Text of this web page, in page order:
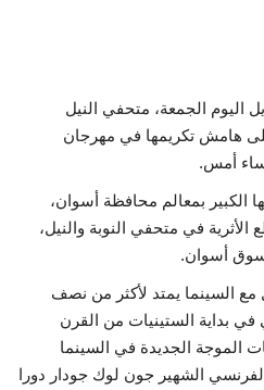
اليوم الجمعة، متحفي النيل
هامش تكريمها في مهرجان
أمس.
الكبير بمعالم محافظة أسوان،
في متحفي النوبة والنيل،
سوق أسوان.
السينما يمتد لأكثر من نصف
بداية الستينيات من القرن
الموجة الجديدة في السينما
الشهير جون لوك جودار دورا